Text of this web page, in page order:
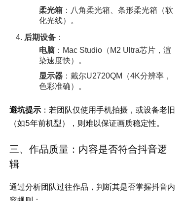
柔光箱 ：八角柔光箱、条形柔光箱（软
化光线）。
后期设备 ：
电脑 ：Mac Studio（M2 Ultra芯片，渲
染速度快）。
显示器 ：戴尔U2720QM（4K分辨率，
色彩准确）。
避坑提示 ：若团队仅使用手机拍摄，或设备老旧
（如5年前机型），则难以保证画质稳定性。
三、作品质量：内容是否符合抖音逻
辑
通过分析团队过往作品，判断其是否掌握抖音内